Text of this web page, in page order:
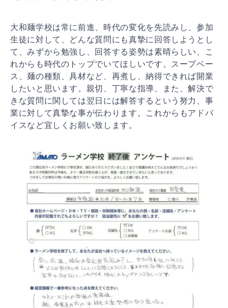
大和麺学校は常に前進、時代の変化を先読みし、参加
生徒に対して、どんな質問にも真摯に回答しようとし
て、みずから勉強し、回答する姿勢は素晴らしい、こ
れからも時代のトップでいてほしいです。スープベー
ス、麺の種類、具材など、再煮し、納得できれば開業
したいと思います。親切、丁寧な指導、また、解決で
きな質問に関しては翌日には解答するという努力、事
業に対して真摯な事が伝わります。これからもアドバ
イスなど宜しくお願い致します。